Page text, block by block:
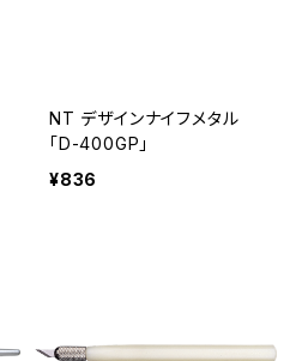
NT デザインナイフメタル
「D-400GP」
¥836